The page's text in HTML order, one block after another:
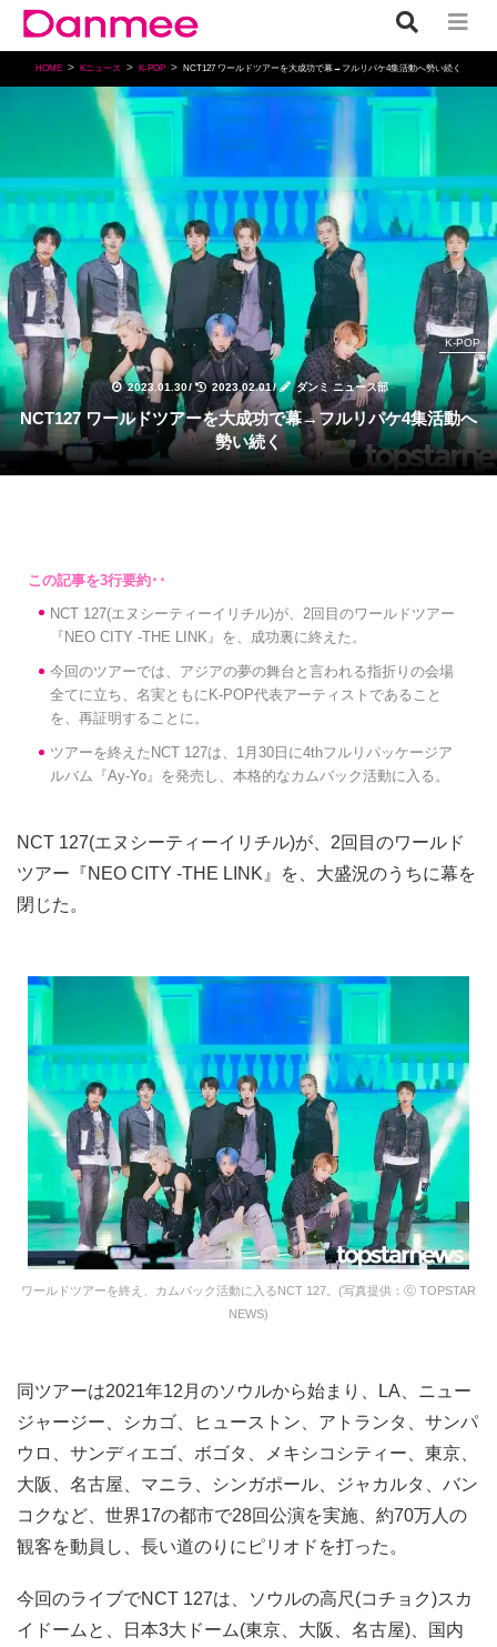
HOME Kニュース K-POP NCT127 ワールドツアーを大成功で幕→フルリパケ4集活動へ勢い続く
2023.01.30/ 2023.02.01 / ダンミ ニュース部
K-POP
NCT127 ワールドツアーを大成功で幕→フルリパケ4集活動へ
勢い続く
NCT 127(エヌシーティーイリチル)が、2回目のワールドツアー
『NEO CITY -THE LINK』を、成功裏に終えた。
今回のツアーでは、アジアの夢の舞台と言われる指折りの会場
全てに立ち、名実ともにK-POP代表アーティストであること
を、再証明することに。
ツアーを終えたNCT 127は、1月30日に4thフルリパッケージア
ルバム『Ay-Yo』を発売し、本格的なカムバック活動に入る。
NCT 127(エヌシーティーイリチル)が、2回目のワールド
ツアー『NEO CITY -THE LINK』を、大盛況のうちに幕を
閉じた。
ワールドツアーを終え、カムバック活動に入るNCT 127。(写真提供：ⓒ TOPSTAR
NEWS)
同ツアーは2021年12月のソウルから始まり、LA、ニュー
ジャージー、シカゴ、ヒューストン、アトランタ、サンパ
ウロ、サンディエゴ、ボゴタ、メキシコシティー、東京、
大阪、名古屋、マニラ、シンガポール、ジャカルタ、バン
コクなど、世界17の都市で28回公演を実施、約70万人の
観客を動員し、長い道のりにピリオドを打った。
今回のライブでNCT 127は、ソウルの高尺(コチョク)スカ
イドームと、日本3大ドーム(東京、大阪、名古屋)、国内